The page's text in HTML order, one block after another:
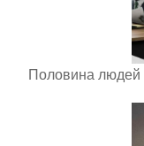
Половина людей